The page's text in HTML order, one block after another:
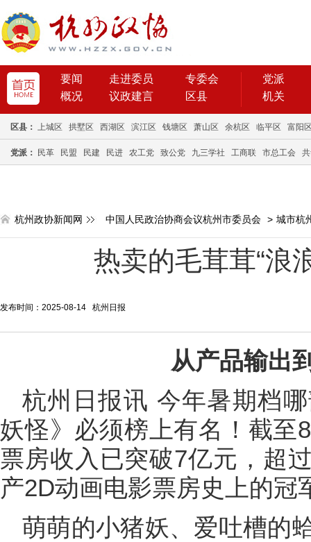
要闻 走进委员
专委会
概况
议政建言 区县
党派
机关
区县： 上城区 拱墅区 西湖区 滨江区 钱塘区 萧山区 余杭区 临平区 富阳
党派： 民革 民盟 民建 民进 农工党 致公党 九三学社 工商联 市总工会
杭州政协新闻网 中国人民政治协商会议杭州市委员会 > 城市杭
热卖的毛茸茸“浪
发布时间：2025-08-14 杭州日报
从产品输出
杭州日报讯 今年暑期档
妖怪》必须榜上有名！截至
票房收入已突破7亿元，超
产2D动画电影票房史上的冠
萌萌的小猪妖、爱吐槽的